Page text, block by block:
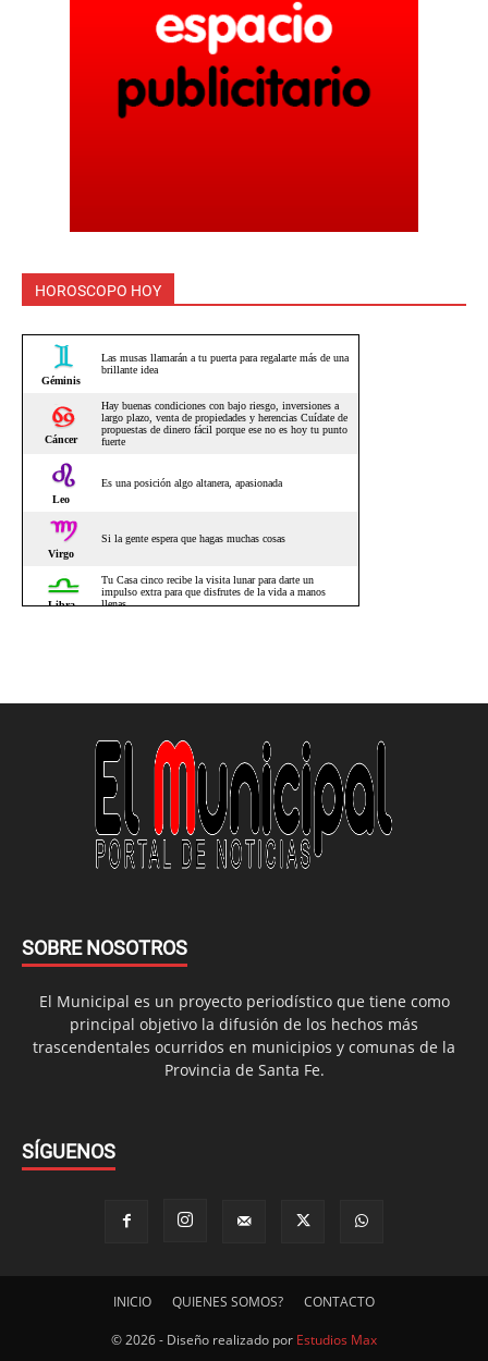
HOROSCOPO HOY
SOBRE NOSOTROS
El Municipal es un proyecto periodístico que tiene como
principal objetivo la difusión de los hechos más
trascendentales ocurridos en municipios y comunas de la
Provincia de Santa Fe.
SÍGUENOS
INICIO QUIENES SOMOS? CONTACTO
© 2026 - Diseño realizado por Estudios Max